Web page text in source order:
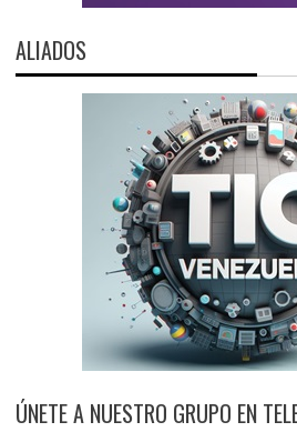
ALIADOS
ÚNETE A NUESTRO GRUPO EN